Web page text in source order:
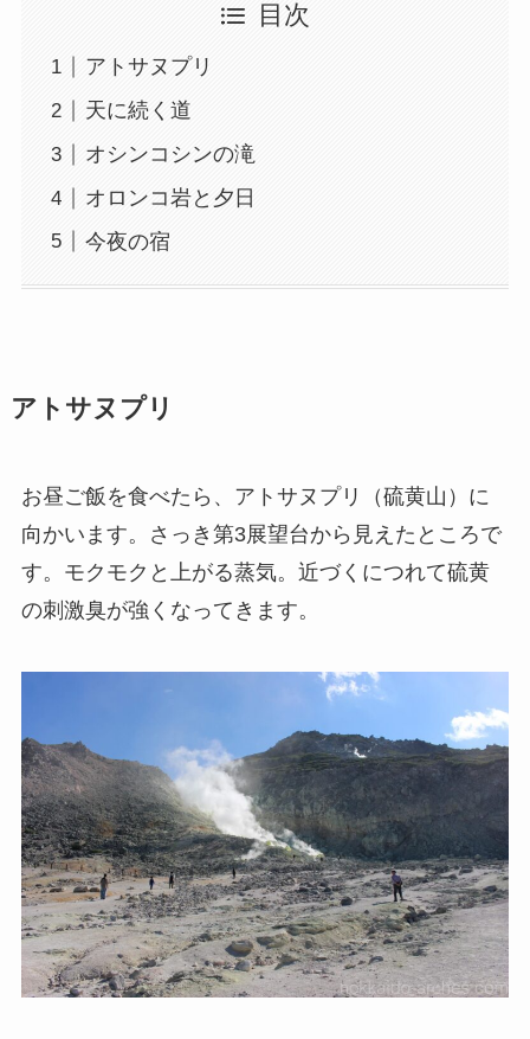
目次
アトサヌプリ
天に続く道
オシンコシンの滝
オロンコ岩と夕日
今夜の宿
アトサヌプリ
お昼ご飯を食べたら、アトサヌプリ（硫黄山）に
向かいます。さっき第3展望台から見えたところで
す。モクモクと上がる蒸気。近づくにつれて硫黄
の刺激臭が強くなってきます。